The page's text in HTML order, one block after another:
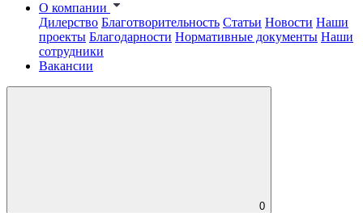
О компании
Дилерство Благотворительность Статьи Новости Наши
проекты Благодарности Нормативные документы Наши
сотрудники
Вакансии
0